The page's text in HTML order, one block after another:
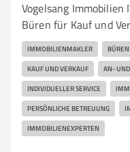
Vogelsang
Büren für Kauf und
IMMOBILIENMAKLER BÜREN
KAUF UND VERKAUF AN-
INDIVIDUELLER SERVICE
PERSÖNLICHE BETREUUNG
IMMOBILIENEXPERTEN